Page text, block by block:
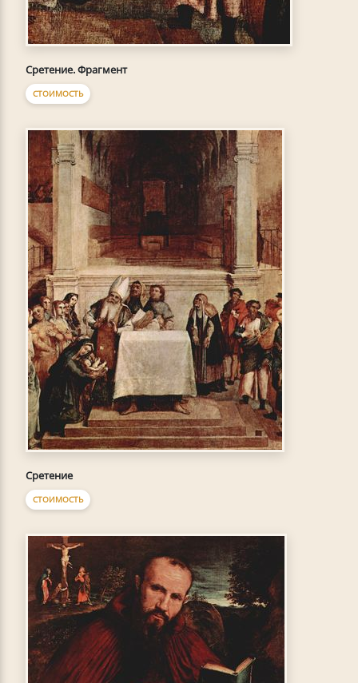
Сретение. Фрагмент
СТОИМОСТЬ
Сретение
СТОИМОСТЬ